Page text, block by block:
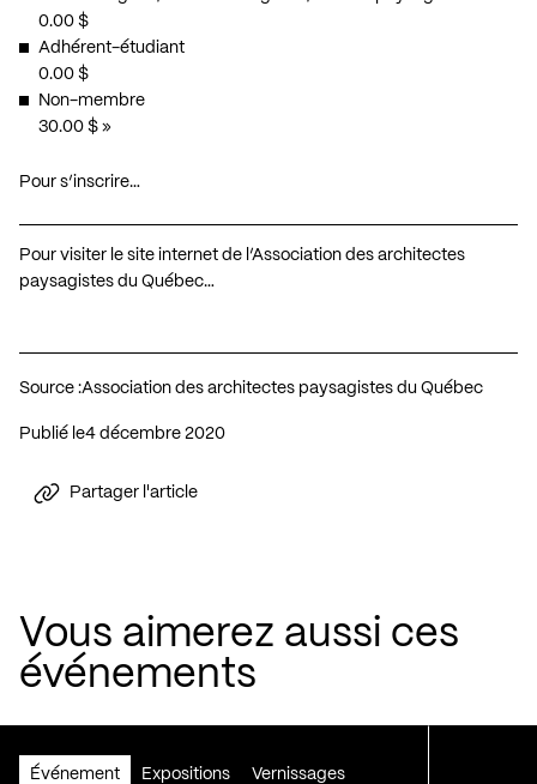
0.00 $
Adhérent-étudiant
0.00 $
Non-membre
30.00 $ »
Pour s’inscrire…
Pour visiter le site internet de l’Association des architectes
paysagistes du Québec…
Source :Association des architectes paysagistes du Québec
Publié le 4 décembre 2020
Partager l'article
Vous aimerez aussi ces
événements
Événement Expositions Vernissages